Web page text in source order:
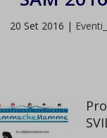
20 Set 2016 |